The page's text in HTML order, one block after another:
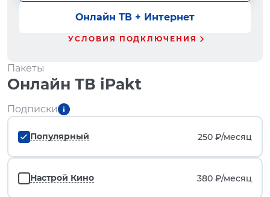
Онлайн ТВ + Интернет
УСЛОВИЯ ПОДКЛЮЧЕНИЯ
Пакеты
Онлайн ТВ iPakt
Подписки
Популярный 250 ₽/месяц
Настрой Кино 380 ₽/месяц